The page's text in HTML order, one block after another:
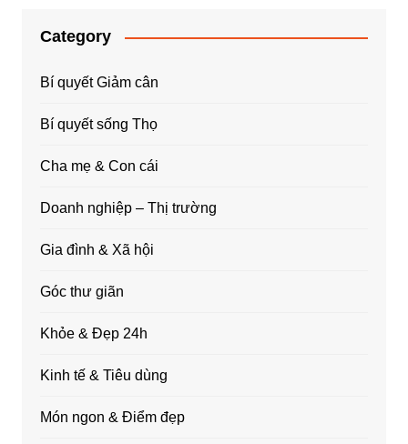
Category
Bí quyết Giảm cân
Bí quyết sống Thọ
Cha mẹ & Con cái
Doanh nghiệp – Thị trường
Gia đình & Xã hội
Góc thư giãn
Khỏe & Đẹp 24h
Kinh tế & Tiêu dùng
Món ngon & Điểm đẹp